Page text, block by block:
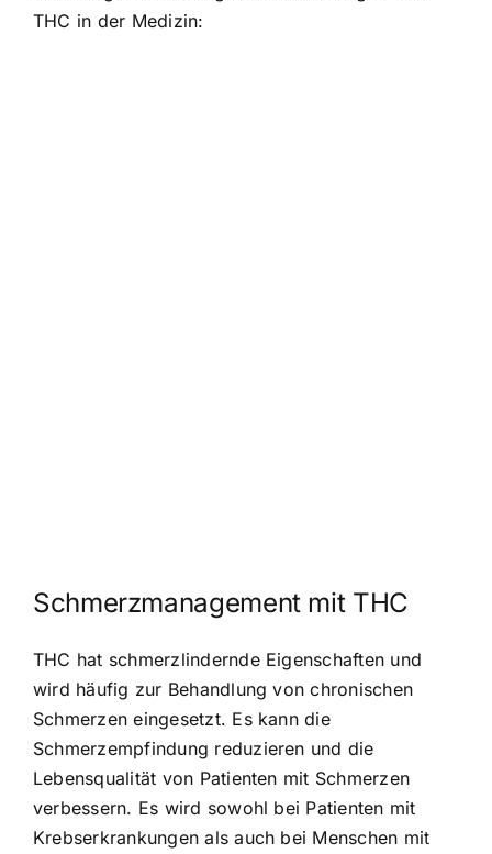
THC in der Medizin:
Schmerzmanagement mit THC
THC hat schmerzlindernde Eigenschaften und
wird häufig zur Behandlung von chronischen
Schmerzen eingesetzt. Es kann die
Schmerzempfindung reduzieren und die
Lebensqualität von Patienten mit Schmerzen
verbessern. Es wird sowohl bei Patienten mit
Krebserkrankungen als auch bei Menschen mit